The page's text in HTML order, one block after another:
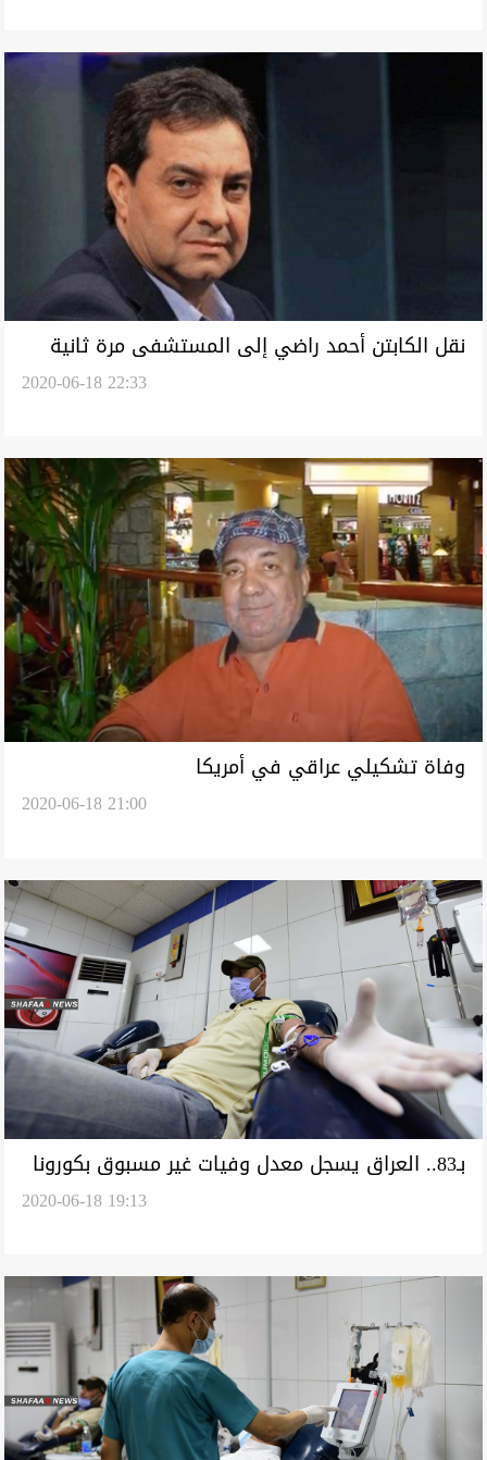
نقل الكابتن أحمد راضي إلى المستشفى مرة ثانية
2020-06-18 22:33
وفاة تشكيلي عراقي في أمريكا
2020-06-18 21:00
بـ83.. العراق يسجل معدل وفيات غير مسبوق بكورونا
2020-06-18 19:13